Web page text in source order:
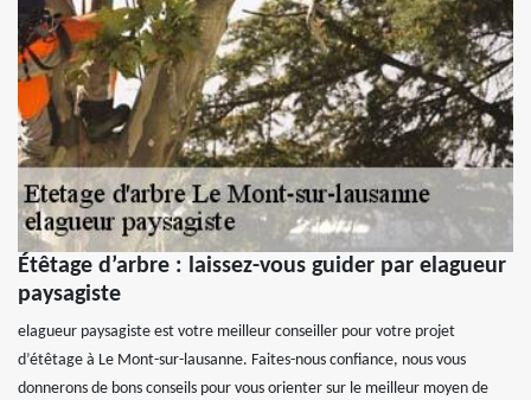
Étêtage d’arbre : laissez-vous guider par elagueur
paysagiste
elagueur paysagiste est votre meilleur conseiller pour votre projet
d’étêtage à Le Mont-sur-lausanne. Faites-nous confiance, nous vous
donnerons de bons conseils pour vous orienter sur le meilleur moyen de